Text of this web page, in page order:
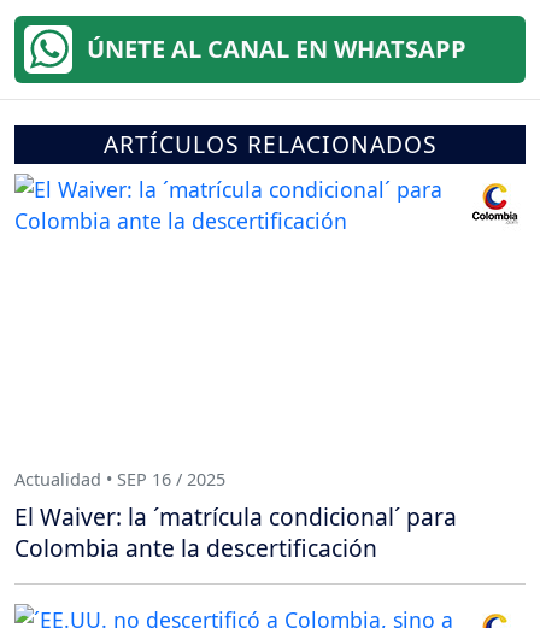
ÚNETE AL CANAL EN WHATSAPP
ARTÍCULOS RELACIONADOS
Actualidad • SEP 16 / 2025
El Waiver: la ´matrícula condicional´ para
Colombia ante la descertificación